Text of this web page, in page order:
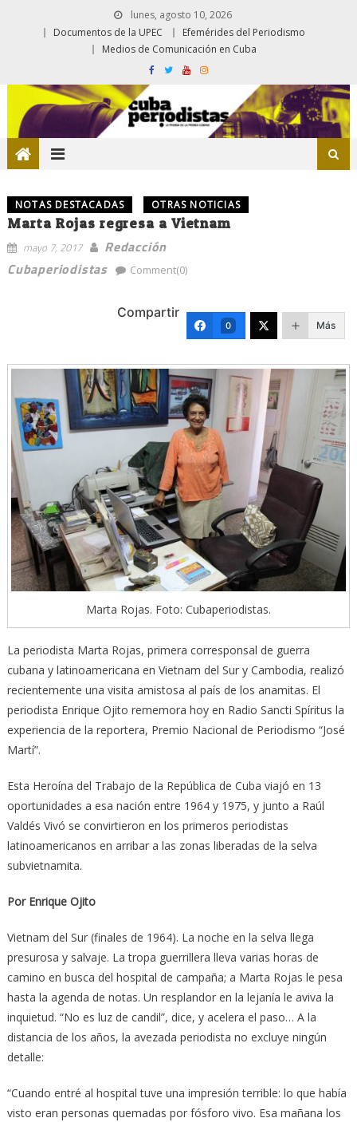
lunes, agosto 10, 2026
Documentos de la UPEC
Efemérides del Periodismo
Medios de Comunicación en Cuba
NOTAS DESTACADAS OTRAS NOTICIAS
Marta Rojas regresa a Vietnam
mayo 7, 2017
Redacción
Cubaperiodistas
Comment(0)
Compartir
0 Más
Marta Rojas. Foto: Cubaperiodistas.
La periodista Marta Rojas, primera corresponsal de guerra
cubana y latinoamericana en Vietnam del Sur y Cambodia, realizó
recientemente una visita amistosa al país de los anamitas. El
periodista Enrique Ojito rememora hoy en Radio Sancti Spíritus la
experiencia de la reportera, Premio Nacional de Periodismo “José
Martí”.
Esta Heroína del Trabajo de la República de Cuba viajó en 13
oportunidades a esa nación entre 1964 y 1975, y junto a Raúl
Valdés Vivó se convirtieron en los primeros periodistas
latinoamericanos en arribar a las zonas liberadas de la selva
subvietnamita.
Por Enrique Ojito
Vietnam del Sur (finales de 1964). La noche en la selva llega
presurosa y salvaje. La tropa guerrillera lleva varias horas de
camino en busca del hospital de campaña; a Marta Rojas le pesa
hasta la agenda de notas. Un resplandor en la lejanía le aviva la
inquietud. “No es luz de candil”, dice, y acelera el paso… A la
distancia de los años, la avezada periodista no excluye ningún
detalle:
“Cuando entré al hospital tuve una impresión terrible: lo que había
visto eran personas quemadas por fósforo vivo. Esa mañana los